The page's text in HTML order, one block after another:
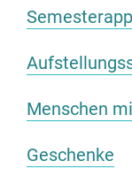
Menschen
Geschenke